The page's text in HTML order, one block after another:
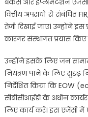
बैंकर्स और इंप्लीमेंटेशन
वित्तीय अपराधों से संबंधित
तेजी दिखाई जाए। उन्होंने
कारगर संस्थागत प्रयास
उन्होंने इसके लिए जन
नियंत्रण पाने के लिए सुदृढ़
निर्देशित किया कि EOW
सीबीसीआईडी के अधीन
लिए कार्य करें। इस एजेंसी